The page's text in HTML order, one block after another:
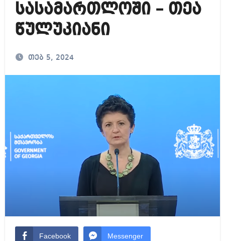
სასამართლოში – თეა
წულუკიანი
თებ 5, 2024
Facebook Messenger